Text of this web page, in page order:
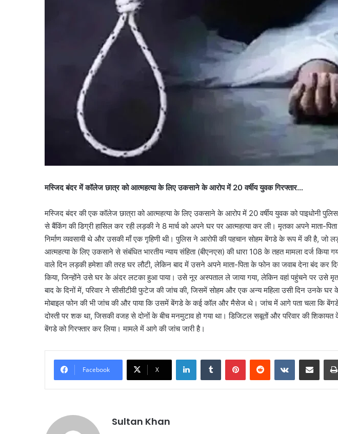
मस्जिद बंदर में कॉलेज छात्र को आत्महत्या के लिए उकसाने के आरोप में 20 वर्षीय युवक गिरफ्तार…
मस्जिद बंदर की एक कॉलेज छात्रा को आत्महत्या के लिए उकसाने के आरोप में 20 वर्षीय युवक को पाइधोनी
से बैंकिंग की डिग्री हासिल कर रही लड़की ने 8 मार्च को अपने घर पर आत्महत्या कर ली। मृतका अपने माता-
निर्माण व्यवसायी थे और उसकी माँ एक गृहिणी थी। पुलिस ने आरोपी की पहचान सोहम बेंगडे के रूप में की है, जो
आत्महत्या के लिए उकसाने से संबंधित भारतीय न्याय संहिता (बीएनएस) की धारा 108 के तहत मामला दर्ज किया
वाले दिन लड़की हमेशा की तरह घर लौटी, लेकिन बाद में उसने अपने माता-पिता के फोन का जवाब देना बंद कर
किया, जिन्होंने उसे घर के अंदर लटका हुआ पाया। उसे नूर अस्पताल ले जाया गया, लेकिन वहां पहुंचने पर उसे मृत
बाद के दिनों में, परिवार ने सीसीटीवी फुटेज की जांच की, जिसमें सोहम और एक अन्य महिला उसी दिन उनके घर
मोबाइल फोन की भी जांच की और पाया कि उसमें बेंगडे के कई कॉल और मैसेज थे। जांच में आगे पता चला कि
दोस्ती पर शक था, जिसकी वजह से दोनों के बीच मनमुटाव हो गया था। डिजिटल सबूतों और परिवार की
बेंगडे को गिरफ्तार कर लिया। मामले में आगे की जांच जारी है।
Facebook X
Sultan Khan